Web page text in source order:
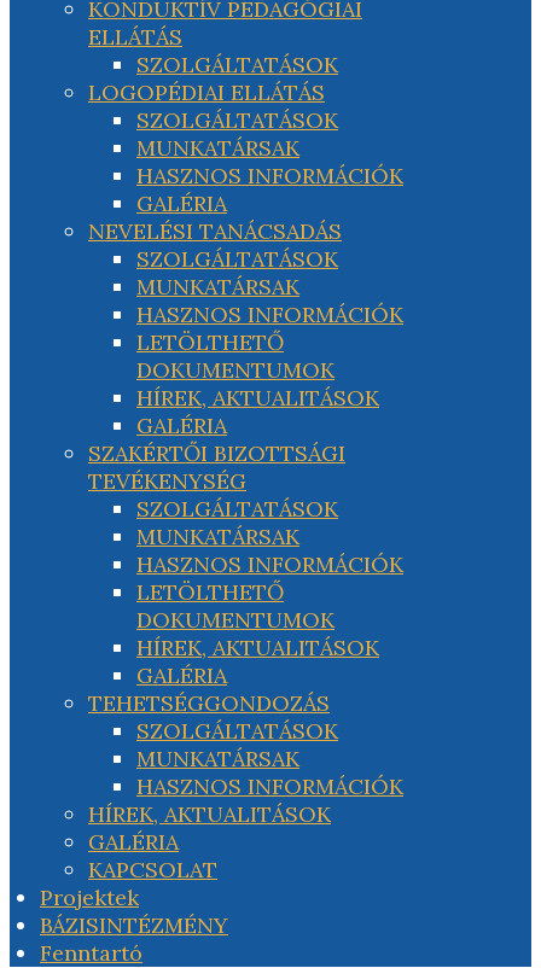
KONDUKTÍV PEDAGÓGIAI
ELLÁTÁS
SZOLGÁLTATÁSOK
LOGOPÉDIAI ELLÁTÁS
SZOLGÁLTATÁSOK
MUNKATÁRSAK
HASZNOS INFORMÁCIÓK
GALÉRIA
NEVELÉSI TANÁCSADÁS
SZOLGÁLTATÁSOK
MUNKATÁRSAK
HASZNOS INFORMÁCIÓK
LETÖLTHETŐ
DOKUMENTUMOK
HÍREK, AKTUALITÁSOK
GALÉRIA
SZAKÉRTŐI BIZOTTSÁGI
TEVÉKENYSÉG
SZOLGÁLTATÁSOK
MUNKATÁRSAK
HASZNOS INFORMÁCIÓK
LETÖLTHETŐ
DOKUMENTUMOK
HÍREK, AKTUALITÁSOK
GALÉRIA
TEHETSÉGGONDOZÁS
SZOLGÁLTATÁSOK
MUNKATÁRSAK
HASZNOS INFORMÁCIÓK
HÍREK, AKTUALITÁSOK
GALÉRIA
KAPCSOLAT
Projektek
BÁZISINTÉZMÉNY
Fenntartó